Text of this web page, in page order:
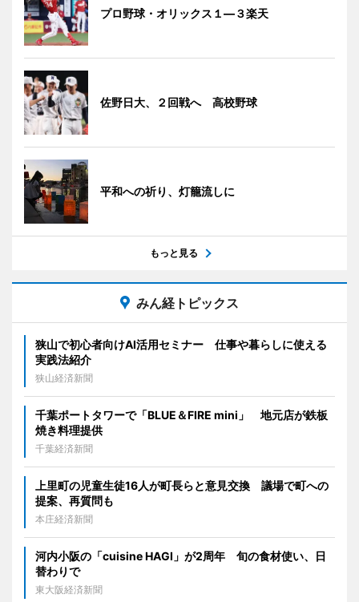
プロ野球・オリックス１―３楽天
佐野日大、２回戦へ 高校野球
平和への祈り、灯籠流しに
もっと見る
みん経トピックス
狭山で初心者向けAI活用セミナー 仕事や暮らしに使える
実践法紹介
狭山経済新聞
千葉ポートタワーで「BLUE＆FIRE mini」 地元店が鉄板
焼き料理提供
千葉経済新聞
上里町の児童生徒16人が町長らと意見交換 議場で町への
提案、再質問も
本庄経済新聞
河内小阪の「cuisine HAGI」が2周年 旬の食材使い、日
替わりで
東大阪経済新聞